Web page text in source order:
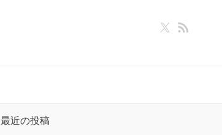
最近の投稿